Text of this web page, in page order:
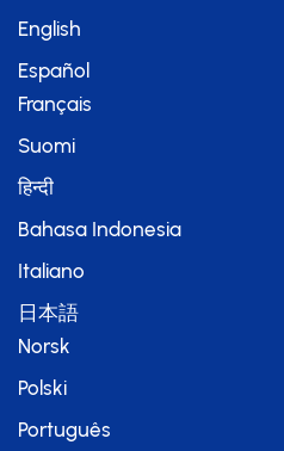
English
Español
Français
Suomi
हिन्दी
Bahasa Indonesia
Italiano
日本語
Norsk
Polski
Português